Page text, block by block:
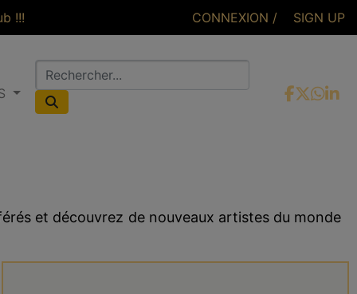
!!! CONNEXION / SIGN UP
et découvrez de nouveaux artistes du monde